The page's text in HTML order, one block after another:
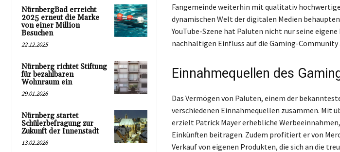
NürnbergBad erreicht
2025 erneut die Marke
von einer Million
Besuchen
22.12.2025
Nürnberg richtet Stiftung
für bezahlbaren
Wohnraum ein
29.01.2026
Nürnberg startet
Schülerbefragung zur
Zukunft der Innenstadt
13.02.2026
Fangemeinde weiterhin mit qualitativ
dynamischen Welt der digitalen Medien
YouTube-Szene hat Paluten nicht nur seine
nachhaltigen Einfluss auf die Gaming-Community
Einnahmequellen des
Das Vermögen von Paluten, einem der
verschiedenen Einnahmequellen zusammen. Mit
erzielt Patrick Mayer erhebliche
Einkünften beitragen. Zudem profitiert er von
Verkauf von eigenen Produkten, die sich an die